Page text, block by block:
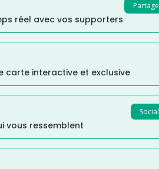
Partage
réel avec vos supporters
carte interactive et exclusive
Social
vous ressemblent